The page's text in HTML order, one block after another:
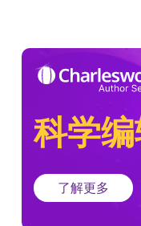
科学
了解更多